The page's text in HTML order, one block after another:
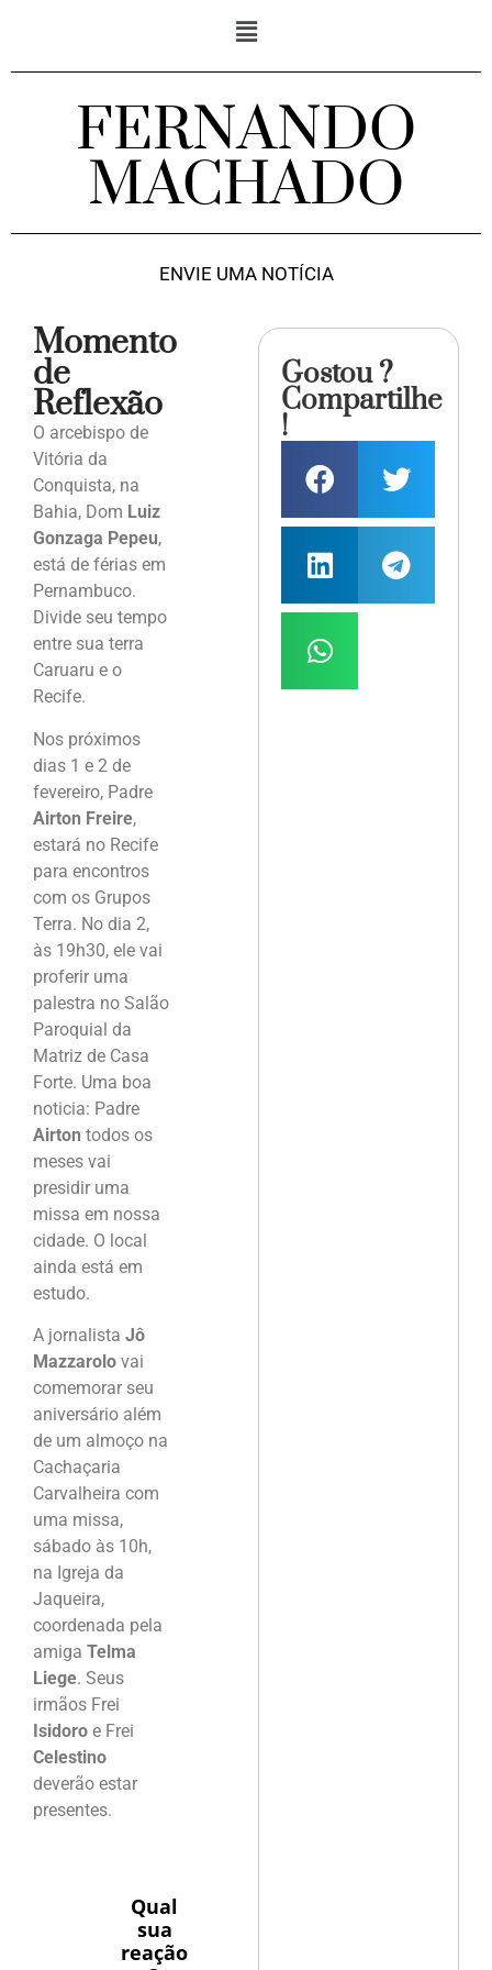
FERNANDO
MACHADO
ENVIE UMA NOTÍCIA
Momento
de
Reflexão
O arcebispo de
Vitória da
Conquista, na
Bahia, Dom Luiz
Gonzaga Pepeu,
está de férias em
Pernambuco.
Divide seu tempo
entre sua terra
Caruaru e o
Recife.
Nos próximos
dias 1 e 2 de
fevereiro, Padre
Airton Freire,
estará no Recife
para encontros
com os Grupos
Terra. No dia 2,
às 19h30, ele vai
proferir uma
palestra no Salão
Paroquial da
Matriz de Casa
Forte. Uma boa
noticia: Padre
Airton todos os
meses vai
presidir uma
missa em nossa
cidade. O local
ainda está em
estudo.
A jornalista Jô
Mazzarolo vai
comemorar seu
aniversário além
de um almoço na
Cachaçaria
Carvalheira com
uma missa,
sábado às 10h,
na Igreja da
Jaqueira,
coordenada pela
amiga Telma
Liege. Seus
irmãos Frei
Isidoro e Frei
Celestino
deverão estar
presentes.
Qual
sua
reação
Gostou ?
Compartilhe
!